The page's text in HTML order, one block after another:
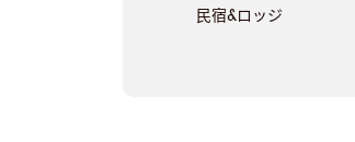
民宿&ロッジ